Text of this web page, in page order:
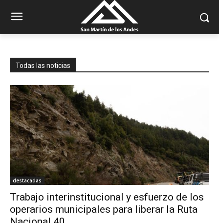
Todas las noticias
destacadas
Trabajo interinstitucional y esfuerzo de los
operarios municipales para liberar la Ruta